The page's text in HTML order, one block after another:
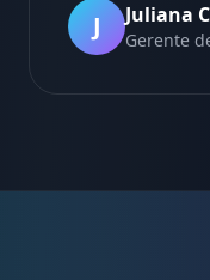
J Juliana
Gerente